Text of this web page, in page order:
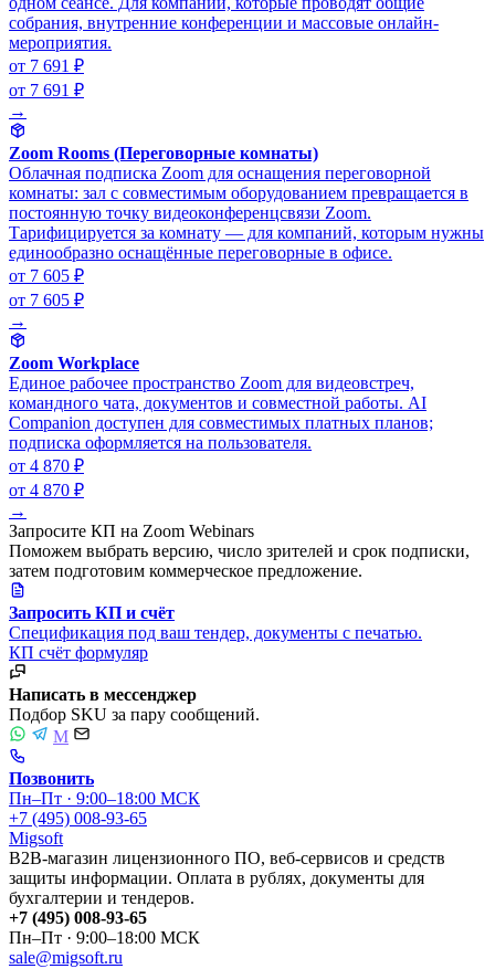
собрания, внутренние конференции и массовые онлайн-
мероприятия.
от 7 691 ₽
от 7 691 ₽
→
Zoom Rooms (Переговорные комнаты)
Облачная подписка Zoom для оснащения переговорной
комнаты: зал с совместимым оборудованием превращается в
постоянную точку видеоконференцсвязи Zoom.
Тарифицируется за комнату — для компаний, которым нужны
единообразно оснащённые переговорные в офисе.
от 7 605 ₽
от 7 605 ₽
→
Zoom Workplace
Единое рабочее пространство Zoom для видеовстреч,
командного чата, документов и совместной работы. AI
Companion доступен для совместимых платных планов;
подписка оформляется на пользователя.
от 4 870 ₽
от 4 870 ₽
→
Запросите КП на Zoom Webinars
Поможем выбрать версию, число зрителей и срок подписки,
затем подготовим коммерческое предложение.
Запросить КП и счёт
Спецификация под ваш тендер, документы с печатью.
КП счёт формуляр
Написать в мессенджер
Подбор SKU за пару сообщений.
M
Позвонить
Пн–Пт · 9:00–18:00 МСК
+7 (495) 008-93-65
Migsoft
B2B-магазин лицензионного ПО, веб-сервисов и средств
защиты информации. Оплата в рублях, документы для
бухгалтерии и тендеров.
+7 (495) 008-93-65
Пн–Пт · 9:00–18:00 МСК
sale@migsoft.ru